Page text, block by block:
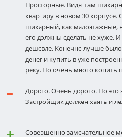
Просторные. Виды там
квартиру в новом 30 корпусе.
шикарный, как малоэтажные,
его должны сделать не хуже.
дешевле. Конечно лучше
денег и купить в уже
реку. Но очень много копить
Дорого. Очень дорого. Но это
Застройщик должен хаять и
Совершенно замечательное